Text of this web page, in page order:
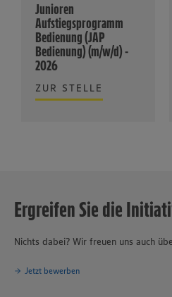
Junioren
Aufstiegsprogramm
Bedienung (JAP
Bedienung) (m/w/d) -
2026
ZUR STELLE
Ergreifen Sie die
Nichts dabei? Wir freuen uns auch
Jetzt bewerben